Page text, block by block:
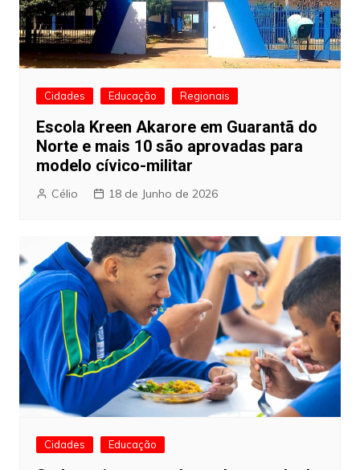
Cidades Educação Regionais
Escola Kreen Akarore em Guarantã do
Norte e mais 10 são aprovadas para
modelo cívico-militar
Célio 18 de Junho de 2026
Cidades Educação